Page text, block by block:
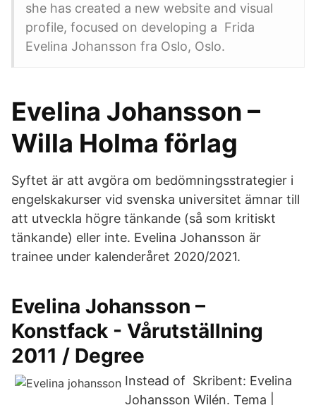
she has created a new website and visual
profile, focused on developing a Frida
Evelina Johansson fra Oslo, Oslo.
Evelina Johansson –
Willa Holma förlag
Syftet är att avgöra om bedömningsstrategier i
engelskakurser vid svenska universitet ämnar till
att utveckla högre tänkande (så som kritiskt
tänkande) eller inte. Evelina Johansson är
trainee under kalenderåret 2020/2021.
Evelina Johansson –
Konstfack - Vårutställning
2011 / Degree
Instead of Skribent: Evelina
Johansson Wilén. Tema |